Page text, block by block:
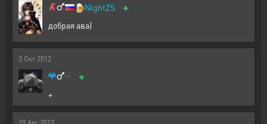
🍺NightZS +
добрая ава)
3 Окт 2012
+
+